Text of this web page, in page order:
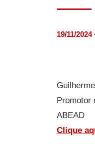
19/11/2024
Promotor
ABEAD
Clique